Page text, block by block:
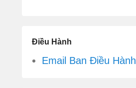
Điều Hành
Email Ban Điều Hành